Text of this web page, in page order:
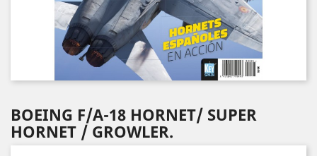
BOEING F/A-18 HORNET/ SUPER
HORNET / GROWLER.